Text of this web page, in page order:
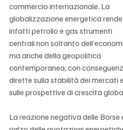
commercio internazionale. La
globalizzazione energetica rende
infatti petrolio e gas strumenti
centrali non soltanto
ma anche della geopolitica
contemporanea, con
dirette sulla stabilità dei mercati e
sulle prospettive di crescita
La reazione negativa delle Borse